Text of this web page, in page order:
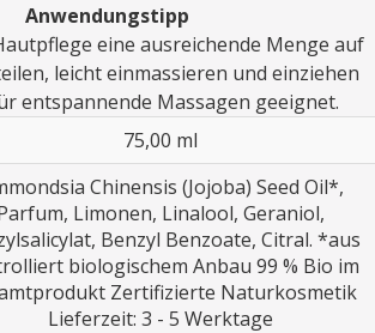
Anwendungstipp
eine ausreichende Menge auf
leicht einmassieren und einziehen
entspannende Massagen geeignet.
75,00 ml
Chinensis (Jojoba) Seed Oil*,
Limonen, Linalool, Geraniol,
Benzyl Benzoate, Citral. *aus
biologischem Anbau 99 % Bio im
Zertifizierte Naturkosmetik
Lieferzeit: 3 - 5 Werktage